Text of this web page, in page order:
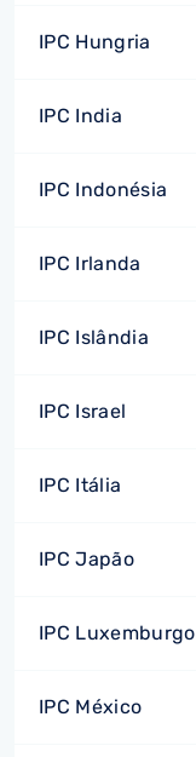
IPC Hungria
IPC India
IPC Indonésia
IPC Irlanda
IPC Islândia
IPC Israel
IPC Itália
IPC Japão
IPC Luxemburgo
IPC México